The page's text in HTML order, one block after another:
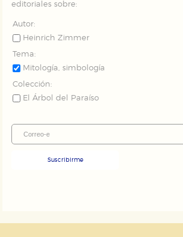
editoriales sobre:
Autor:
Heinrich Zimmer
Tema:
Mitología, simbología
Colección:
El Árbol del Paraíso
Suscribirme